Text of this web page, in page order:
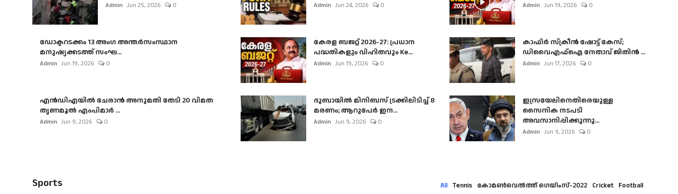
Admin Jun 25, 2026 0 Admin Jun 24, 2026 0 Admin Jun 19, 2026 0
ഡോക്ടറടക്കം 13 അംഗ അന്തർസംസ്ഥാന
മനുഷ്യക്കടത്ത് സംഘ...
Admin Jun 19, 2026 0
കേരള ബജറ്റ് 2026-27: പ്രധാന
പദ്ധതികളും വിഹിതവും Ke...
Admin Jun 19, 2026 0
കാഫിർ സ്‌ക്രീൻ ഷോട്ട് കേസ്;
ഡിവൈഎഫ്ഐ നേതാവ് ജിതിൻ ...
Admin Jun 17, 2026 0
എൻഡിഎയിൽ ചേരാൻ അനുമതി തേടി 20 വിമത
തൃണമൂൽ എംപിമാർ ...
Admin Jun 9, 2026 0
ദുബായിൽ മിനിബസ്​ ട്രക്കിലിടിച്ച് 8
മരണം; ആറുപേർ ഇന...
Admin Jun 9, 2026 0
ഇസ്രയേലിനെതിരെയുള്ള
സൈനിക നടപടി
അവസാനിപ്പിക്കുന്നു...
Admin Jun 9, 2026 0
Sports All Tennis കോമൺവെൽത്ത് ഗെയിംസ്-2022 Cricket Football